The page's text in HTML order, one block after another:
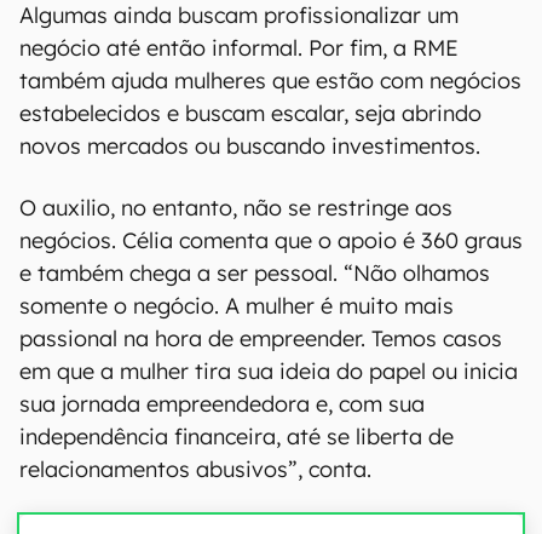
Algumas ainda buscam profissionalizar um
negócio até então informal. Por fim, a RME
também ajuda mulheres que estão com negócios
estabelecidos e buscam escalar, seja abrindo
novos mercados ou buscando investimentos.
O auxilio, no entanto, não se restringe aos
negócios. Célia comenta que o apoio é 360 graus
e também chega a ser pessoal. “Não olhamos
somente o negócio. A mulher é muito mais
passional na hora de empreender. Temos casos
em que a mulher tira sua ideia do papel ou inicia
sua jornada empreendedora e, com sua
independência financeira, até se liberta de
relacionamentos abusivos”, conta.